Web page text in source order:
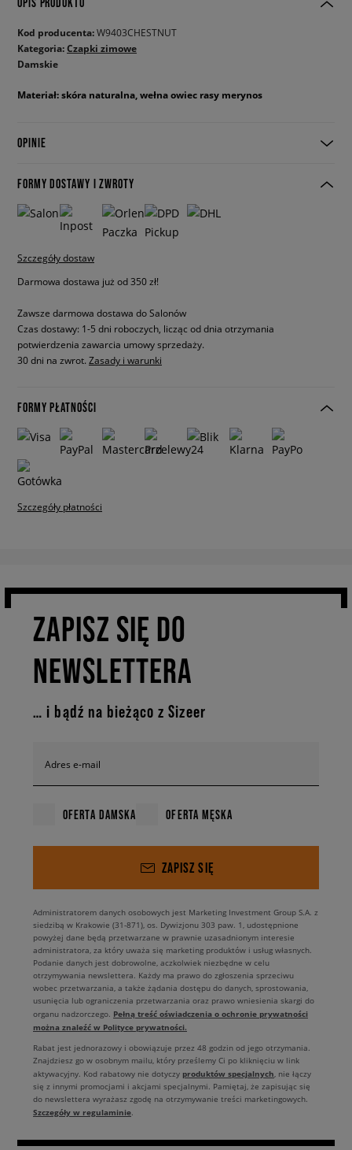
Kod producenta:W9403CHESTNUT
Kategoria:Czapki zimowe
Damskie
Materiał: skóra naturalna, wełna owiec rasy merynos
OPINIE
FORMY DOSTAWY I ZWROTY
Szczegóły dostaw
Darmowa dostawa już od 350 zł!
Zawsze darmowa dostawa do Salonów
Czas dostawy: 1-5 dni roboczych, licząc od dnia otrzymania
potwierdzenia zawarcia umowy sprzedaży.
30 dni na zwrot. Zasady i warunki
FORMY PŁATNOŚCI
Szczegóły płatności
ZAPISZ SIĘ DO
NEWSLETTERA
… i bądź na bieżąco z Sizeer
Adres e-mail
OFERTA DAMSKA OFERTA MĘSKA
ZAPISZ SIĘ
Administratorem danych osobowych jest Marketing Investment Group S.A. z
siedzibą w Krakowie (31-871), os. Dywizjonu 303 paw. 1, udostępnione
powyżej dane będą przetwarzane w prawnie uzasadnionym interesie
administratora, za który uważa się marketing produktów i usług własnych.
Podanie danych jest dobrowolne, aczkolwiek niezbędne w celu
otrzymywania newslettera. Każdy ma prawo do zgłoszenia sprzeciwu
wobec przetwarzania, a także żądania dostępu do danych, sprostowania,
usunięcia lub ograniczenia przetwarzania oraz prawo wniesienia skargi do
organu nadzorczego. Pełną treść oświadczenia o ochronie prywatności
można znaleźć w Polityce prywatności.
Rabat jest jednorazowy i obowiązuje przez 48 godzin od jego otrzymania.
Znajdziesz go w osobnym mailu, który prześlemy Ci po kliknięciu w link
aktywacyjny. Kod rabatowy nie dotyczy produktów specjalnych, nie łączy
się z innymi promocjami i akcjami specjalnymi. Pamiętaj, że zapisując się
do newslettera wyrażasz zgodę na otrzymywanie treści marketingowych.
Szczegóły w regulaminie.